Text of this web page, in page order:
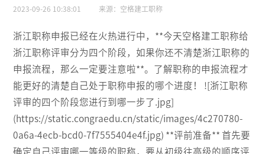
2023-09-26 10:38:01 来源： 空格建工职称
浙江职称申报已经在火热进行中，**今天空格建工职称给
浙江职称评审分为四个阶段，如果你还不清楚浙江职称的
申报流程，那么一定要注意啦**。了解职称的申报流程才
能更好的清楚自己处于职称申报的哪个进度！ ![浙江职称
评审的四个阶段您进行到哪一步了.jpg]
(https://static.congraedu.cn/static/images/4c270780-
0a6a-4ecb-bcd0-7f7555404e4f.jpg) **评前准备** 首先要
确定自己评审哪一等级的职称，要从初级往高级的顺序评